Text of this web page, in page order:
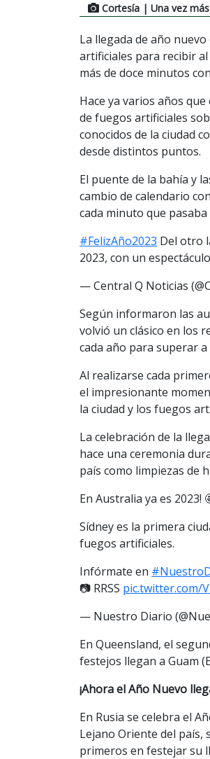
Cortesía | Una vez
La llegada de año
artificiales para recibir
más de doce minutos
Hace ya varios años
de fuegos artificiales
conocidos de la ciudad
desde distintos puntos.
El puente de la bahía y
cambio de calendario
cada minuto que
#FelizAño2023 Del otro
2023, con un
— Central Q Noticias
Según informaron las
volvió un clásico en los
cada año para superar
Al realizarse cada
el impresionante
la ciudad y los fuegos
La celebración de la
hace una ceremonia
país como limpiezas de
En Australia ya es 2023!
Sídney es la primera
fuegos artificiales.
Infórmate en
📷 RRSS pic.twitter.com/
— Nuestro Diario
En Queensland, el
festejos llegan a Guam
¡Ahora el Año Nuevo
En Rusia se celebra el
Lejano Oriente del país,
primeros en festejar su